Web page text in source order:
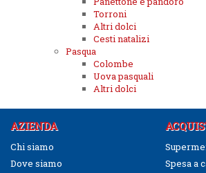
Torroni
Altri dolci
Cesti natalizi
Pasqua
Colombe
Uova pasquali
Altri dolci
AZIENDA
Chi siamo
Dove siamo
Spesa a